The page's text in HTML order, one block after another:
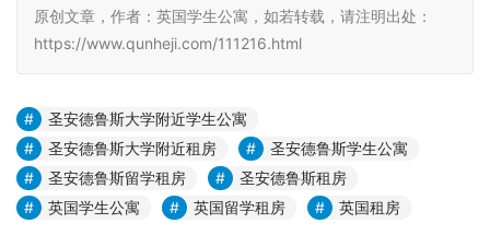
原创文章，作者：英国学生公寓，如若转载，请注明出处：
https://www.qunheji.com/111216.html
圣安德鲁斯大学附近学生公寓
圣安德鲁斯大学附近租房
圣安德鲁斯学生公寓
圣安德鲁斯留学租房
圣安德鲁斯租房
英国学生公寓
英国留学租房 英国租房